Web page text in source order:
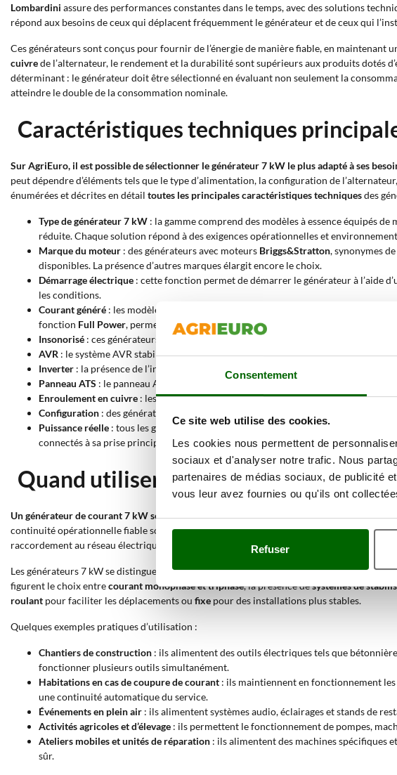
Consentement
Ce site web utilise des cookies.
Les cookies nous permettent de
sociaux et d'analyser notre trafic. Nous
partenaires de médias sociaux, de publicité
vous leur avez fournies ou qu'ils ont
Refuser
Lombardini assure des performances constantes dans le temps, avec des solutions
répond aux besoins de ceux qui déplacent fréquemment le générateur et de ceux qui
Ces générateurs sont conçus pour fournir de l’énergie de manière fiable, en maintenant
cuivrede l’alternateur, le rendement et la durabilité sont supérieurs aux produits dotés
déterminant : le générateur doit être sélectionné en évaluant non seulement la
atteindre le double de la consommation nominale.
Caractéristiques techniques
Sur AgriEuro, il est possible de sélectionner le générateur 7 kW le plus adapté à ses
peut dépendre d’éléments tels que le type d’alimentation, la configuration de
énumérées et décrites en détail toutes les principales caractéristiques techniquesdes
Type de générateur 7 kW : la gamme comprend des modèles à essence équipés
réduite. Chaque solution répond à des exigences opérationnelles et
Marque du moteur : des générateurs avec moteurs Briggs&Stratton, synonymes
disponibles. La présence d’autres marques élargit encore le choix.
Démarrage électrique : cette fonction permet de démarrer le générateur à l’aide
les conditions.
Courant généré : les modèles peuvent produire du courant
fonction Full Power, permettant d’obtenir toute la puissance disponible en
Insonorisé : ces générateurs sont équipés de systèmes réduisant les émissions
AVR : le système AVR stabilise la tension de sortie, protégeant les équipements
Inverter : la présence de l’inverter assure un courant à onde quasi parfaite,
Panneau ATS : le panneau ATS permet la connexion directe au réseau électrique.
Enroulement en cuivre : les alternateurs avec enroulement en cuivre offrent un
Configuration : des générateurs
Puissance réelle : tous les générateurs de cette catégorie fournissent une
connectés à sa prise principale. Il est conseillé de prévoir une marge supérieure
Quand utiliser un générateur 7 kW ?
Un générateur de courant 7 kW sert à produire de l’électricité de manière indépendante
continuité opérationnelle fiable sont requises. Ce type de produit répond à des besoins
raccordement au réseau électrique.
Les générateurs 7 kW se distinguent par leurpuissance réelle, qui les rend adaptés à
figurent le choix entrecourant monophasé et triphasé, la présence desystèmes de
roulant pour faciliter les déplacements ou fixe pour des installations plus stables.
Quelques exemples pratiques d’utilisation :
Chantiers de construction : ils alimentent des outils électriques tels que
fonctionner plusieurs outils simultanément.
Habitations en cas de coupure de courant : ils maintiennent en fonctionnement
une continuité automatique du service.
Événements en plein air : ils alimentent systèmes audio, éclairages et stands de
Activités agricoles et d’élevage : ils permettent le fonctionnement de pompes,
Ateliers mobiles et unités de réparation : ils alimentent des machines spécifiques
sûr.